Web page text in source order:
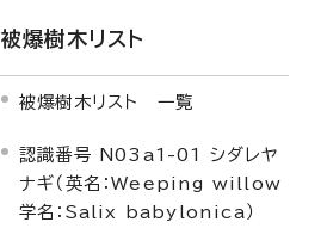
被爆樹木リスト
被爆樹木リスト 一覧
認識番号 N03a1-01 シダレヤ
ナギ（英名：Weeping willow
学名：Salix babylonica）